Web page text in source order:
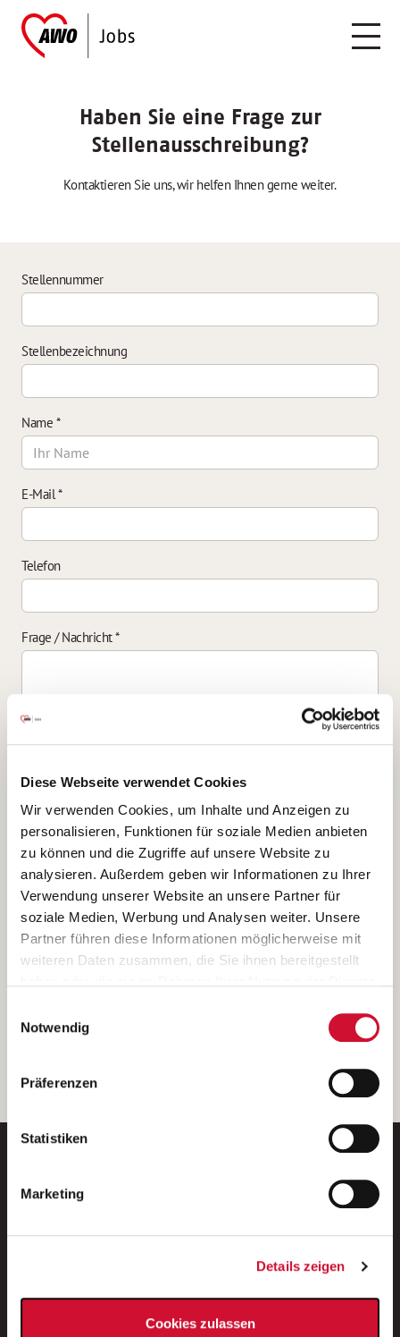
Diese Webseite verwendet Cookies
Wir verwenden Cookies, um Inhalte und Anzeigen zu
personalisieren, Funktionen für soziale Medien anbieten
zu können und die Zugriffe auf unsere Website zu
analysieren. Außerdem geben wir Informationen zu Ihrer
Verwendung unserer Website an unsere Partner für
soziale Medien, Werbung und Analysen weiter. Unsere
Partner führen diese Informationen möglicherweise mit
weiteren Daten zusammen, die Sie ihnen bereitgestellt
Wenn Sie auf „Cookies zulassen“ klicken, so stimmen
Sie der Speicherung sämtlicher Cookies zu. Sie können
Ihre Einwilligung selbstverständlich jederzeit widerrufen,
indem Sie die Cookie-Einstellungen aufrufen und diese
unserer
Notwendig
Präferenzen
Statistiken
Marketing
Details zeigen
Cookies zulassen
Haben Sie eine Frage zur
Stellenausschreibung?
Kontaktieren Sie uns, wir helfen Ihnen gerne weiter.
Stellennummer
Stellenbezeichnung
Name *
E-Mail*
Telefon
Frage / Nachricht*
Ich bin damit einverstanden, dass meine personenbezogenen Daten
ausschließlich zum Zweck der Durchführung der Kontaktanfrage
verarbeitet, auf IT- Systemen der Garitz Bewirtschaftungsbetriebe
GmbH, Heinrich-von-Kleist-Straße 2, 97688 Bad Kissingen
(Betreiber) gespeichert und an die für das Stellenangebot
verantwortliche Stelle zur Kontaktaufnahme weitergegeben
werden.
Diese Einwilligungserklärung kann ich jederzeit gegenüber dem
Weitere Details können Sie der
entnehmen.
E-Mail-Adresse eintragen